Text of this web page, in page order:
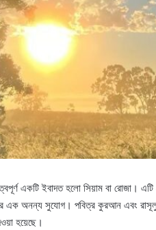
একটি ইবাদত হলো সিয়াম বা রোজা।
এক অনন্য সুযোগ। পবিত্র কুরআন এবং
হয়েছে।